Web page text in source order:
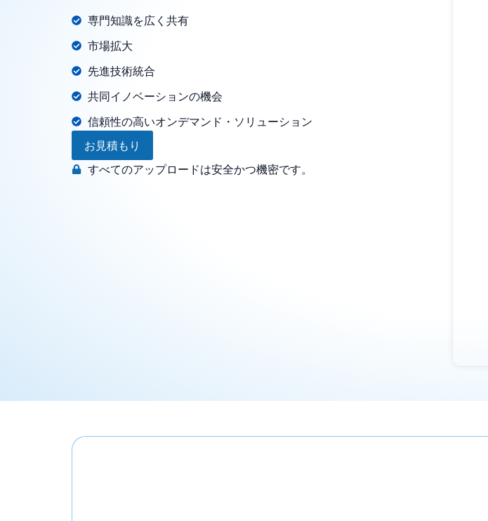
専門知識を広く共有
市場拡大
先進技術統合
共同イノベーションの機会
信頼性の高いオンデマンド・ソリューション
お見積もり
すべてのアップロードは安全かつ機密です。